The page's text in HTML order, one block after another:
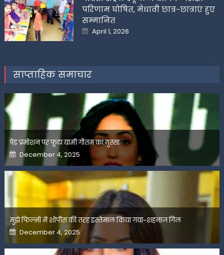
परिणाम घोषित, मेधावी छात्र-छात्राएं हुए
सम्मानित
Posted
on
April 1, 2026
साप्ताहिक समाचार
पेड प्रमोशन पर फूटा यामी गौतम का गुस्सा
Posted
on
December 4, 2025
मुझे फिल्मों में शोपीस की तरह इस्तेमाल किया गया-शहनाज गिल
Posted
on
December 4, 2025